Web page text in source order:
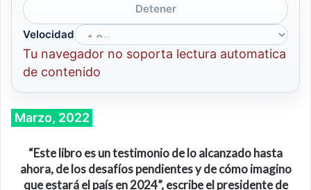
Detener
Velocidad
Tu navegador no soporta lectura automatica
de contenido
Marzo, 2022
“Este libro es un testimonio de lo alcanzado hasta
ahora, de los desafíos pendientes y de cómo imagino
que estará el país en 2024”, escribe el presidente de